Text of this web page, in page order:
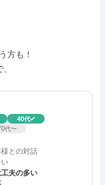
方も！
40代
代〜
様との対話
夫の多い